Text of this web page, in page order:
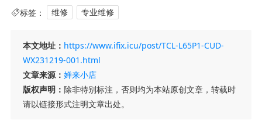
标签： 维修 专业维修
本文地址： https://www.ifix.icu/post/TCL-L65P1-CUD-
WX231219-001.html
文章来源： 婵来小店
版权声明： 除非特别标注，否则均为本站原创文章，转载时
请以链接形式注明文章出处。